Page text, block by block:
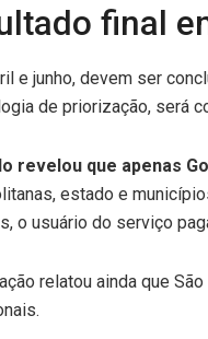
final
e junho, devem ser
de priorização, será
revelou que apenas
estado e
o usuário do serviço
relatou ainda que